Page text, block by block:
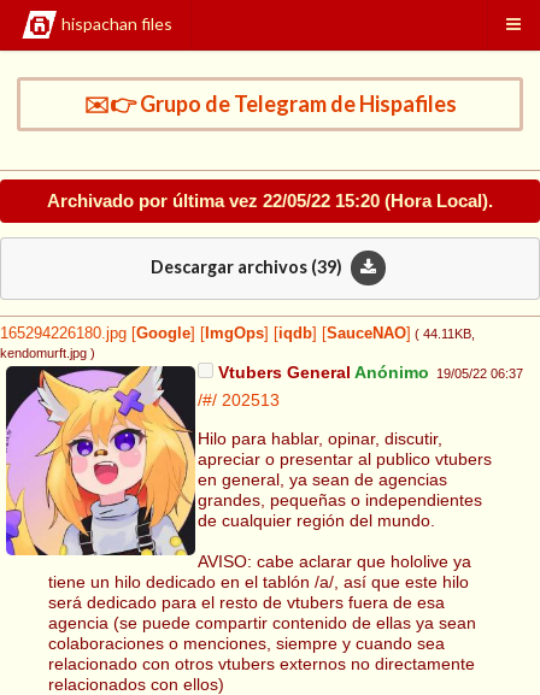
hispachan files
✉️👉 Grupo de Telegram de Hispafiles
Archivado por última vez 22/05/22 15:20 (Hora Local).
Descargar archivos (39)
165294226180.jpg Google ImgOps iqdb SauceNAO ( 44.11KB
kendomurft.jpg )
Vtubers General Anónimo 19/05/22 06:37
/#/ 202513
Hilo para hablar, opinar, discutir,
apreciar o presentar al publico vtubers
en general, ya sean de agencias
grandes, pequeñas o independientes
de cualquier región del mundo.
AVISO: cabe aclarar que hololive ya
tiene un hilo dedicado en el tablón /a/, así que este hilo
será dedicado para el resto de vtubers fuera de esa
agencia (se puede compartir contenido de ellas ya sean
colaboraciones o menciones, siempre y cuando sea
relacionado con otros vtubers externos no directamente
relacionados con ellos)